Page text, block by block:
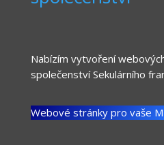
Nabízím vytvoření
společenství Sekulárního
Webové stránky pro vaše